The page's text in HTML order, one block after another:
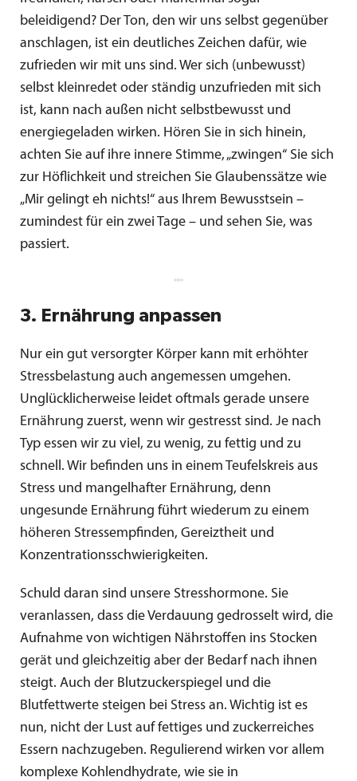
beleidigend? Der Ton, den wir uns selbst gegenüber
anschlagen, ist ein deutliches Zeichen dafür, wie
zufrieden wir mit uns sind. Wer sich (unbewusst)
selbst kleinredet oder ständig unzufrieden mit sich
ist, kann nach außen nicht selbstbewusst und
energiegeladen wirken. Hören Sie in sich hinein,
achten Sie auf ihre innere Stimme, „zwingen“ Sie sich
zur Höflichkeit und streichen Sie Glaubenssätze wie
„Mir gelingt eh nichts!“ aus Ihrem Bewusstsein –
zumindest für ein zwei Tage – und sehen Sie, was
passiert.
3. Ernährung anpassen
Nur ein gut versorgter Körper kann mit erhöhter
Stressbelastung auch angemessen umgehen.
Unglücklicherweise leidet oftmals gerade unsere
Ernährung zuerst, wenn wir gestresst sind. Je nach
Typ essen wir zu viel, zu wenig, zu fettig und zu
schnell. Wir befinden uns in einem Teufelskreis aus
Stress und mangelhafter Ernährung, denn
ungesunde Ernährung führt wiederum zu einem
höheren Stressempfinden, Gereiztheit und
Konzentrationsschwierigkeiten.
Schuld daran sind unsere Stresshormone. Sie
veranlassen, dass die Verdauung gedrosselt wird, die
Aufnahme von wichtigen Nährstoffen ins Stocken
gerät und gleichzeitig aber der Bedarf nach ihnen
steigt. Auch der Blutzuckerspiegel und die
Blutfettwerte steigen bei Stress an. Wichtig ist es
nun, nicht der Lust auf fettiges und zuckerreiches
Essern nachzugeben. Regulierend wirken vor allem
komplexe Kohlendhydrate, wie sie in